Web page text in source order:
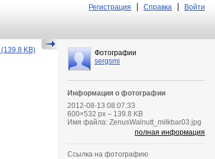
Регистрация Справка Войти
(139.8 KB)
Фотографии
sergsmi
Информация о фотографии
2012-08-13 08:07:33
600×532 px – 139.8 KB
Имя файла: ZenusWalnutt_milkbar03.jpg
полная информация
Ссылка на фотографию